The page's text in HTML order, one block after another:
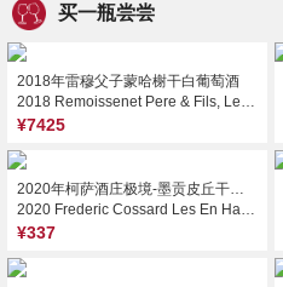
买一瓶尝尝
2018年雷穆父子蒙哈榭干白葡萄酒
¥7425
2020年柯萨酒庄极境-墨贡皮丘干红葡萄酒
2020 Frederic Cossard Les En Hauts, Morgon Cote du Py, France
¥337